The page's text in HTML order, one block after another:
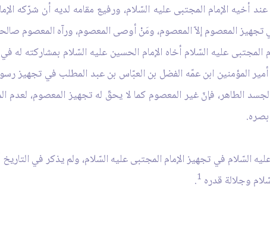
أخيه الإمام المجتبى عليه السّلام، ورفيع مقامه لديه أن شرّكه
يلي تجهيز المعصوم إلاّ المعصوم، ومَنْ أوصى المعصوم، ورآه المعصوم
عليه السّلام أخاه الإمام الحسين عليه السّلام بمشاركته له
المؤمنين ابن عمّه الفضل بن العبّاس بن عبد المطلب في تجهيز
الطاهر، فإنّ غير المعصوم كما لا يحقّ له تجهيز المعصوم، لعدم
عليه السّلام في تجهيز الإمام المجتبى عليه السّلام، ولم يذكر في
وجلالة قدره 1
.